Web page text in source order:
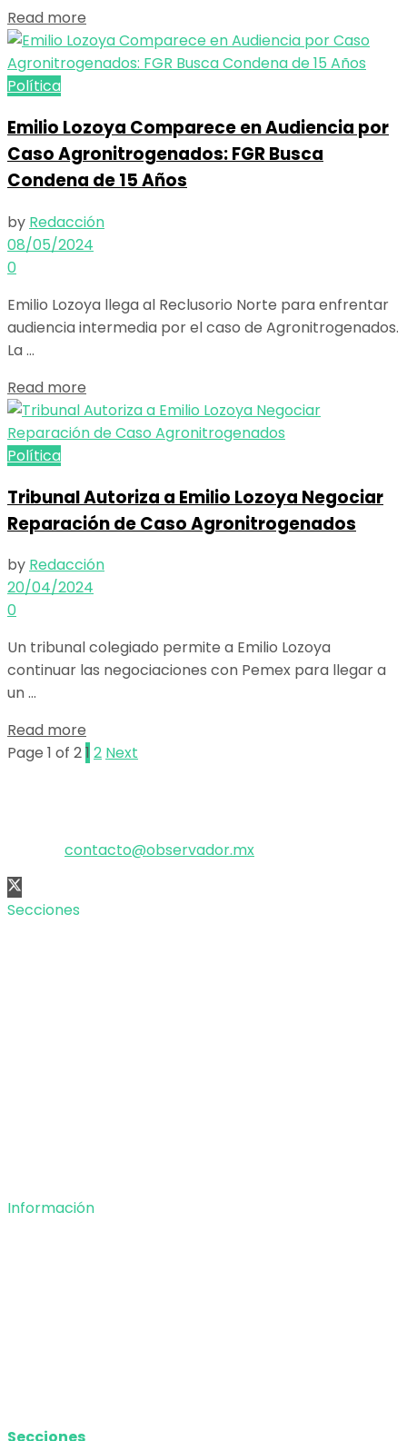
Read more
Política
Emilio Lozoya Comparece en Audiencia por
Caso Agronitrogenados: FGR Busca
Condena de 15 Años
by Redacción
08/05/2024
0
Emilio Lozoya llega al Reclusorio Norte para enfrentar
audiencia intermedia por el caso de Agronitrogenados.
La ...
Read more
Política
Tribunal Autoriza a Emilio Lozoya Negociar
Reparación de Caso Agronitrogenados
by Redacción
20/04/2024
0
Un tribunal colegiado permite a Emilio Lozoya
continuar las negociaciones con Pemex para llegar a
un ...
Read more
Page 1 of 21 2 Next
contacto@observador.mx
Secciones
Información
Secciones